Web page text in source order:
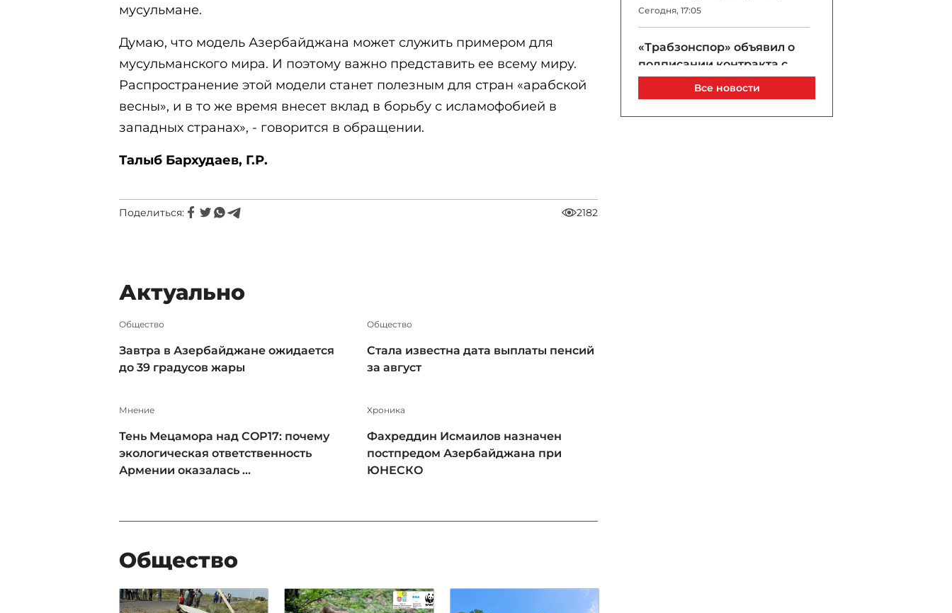
мусульмане.
Думаю, что модель Азербайджана может служить примером для
мусульманского мира. И поэтому важно представить ее всему миру.
Распространение этой модели станет полезным для стран «арабской
весны», и в то же время внесет вклад в борьбу с исламофобией в
западных странах», - говорится в обращении.
Талыб Бархудаев, Г.Р.
Поделиться: 2182
Актуально
Общество
Завтра в Азербайджане ожидается
до 39 градусов жары
Общество
Стала известна дата выплаты пенсий
за август
Мнение
Тень Мецамора над COP17: почему
экологическая ответственность
Армении оказалась ...
Xроника
Фахреддин Исмаилов назначен
постпредом Азербайджана при
ЮНЕСКО
Общество
Сегодня, 17:05
«Трабзонспор» объявил о
подписании контракта с
Салахом
Сегодня, 16:58
Все новости